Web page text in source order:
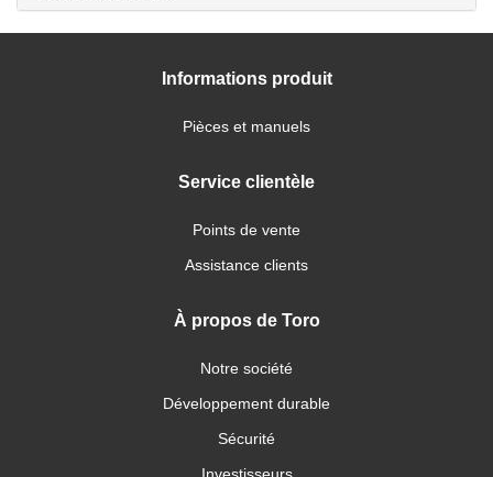
Informations produit
Pièces et manuels
Service clientèle
Points de vente
Assistance clients
À propos de Toro
Notre société
Développement durable
Sécurité